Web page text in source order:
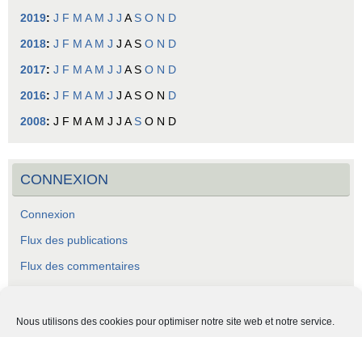
Nous utilisons des cookies pour optimiser notre site web et notre service.
2019: J F M A M J J A S O N D
2018: J F M A M J J A S O N D
2017: J F M A M J J A S O N D
2016: J F M A M J J A S O N D
2008: J F M A M J J A S O N D
CONNEXION
Connexion
Flux des publications
Flux des commentaires